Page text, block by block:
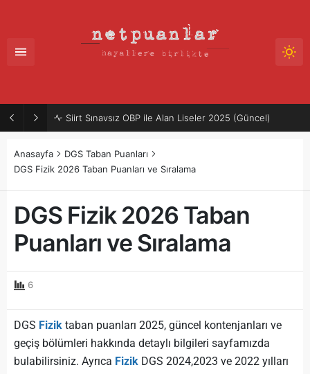
Siirt Sınavsız OBP ile Alan Liseler 2025 (Güncel)
Anasayfa
DGS Taban Puanları
DGS Fizik 2026 Taban Puanları ve Sıralama
DGS Fizik 2026 Taban
Puanları ve Sıralama
6
DGS Fizik taban puanları 2025, güncel kontenjanları ve
geçiş bölümleri hakkında detaylı bilgileri sayfamızda
bulabilirsiniz. Ayrıca Fizik DGS 2024,2023 ve 2022 yılları